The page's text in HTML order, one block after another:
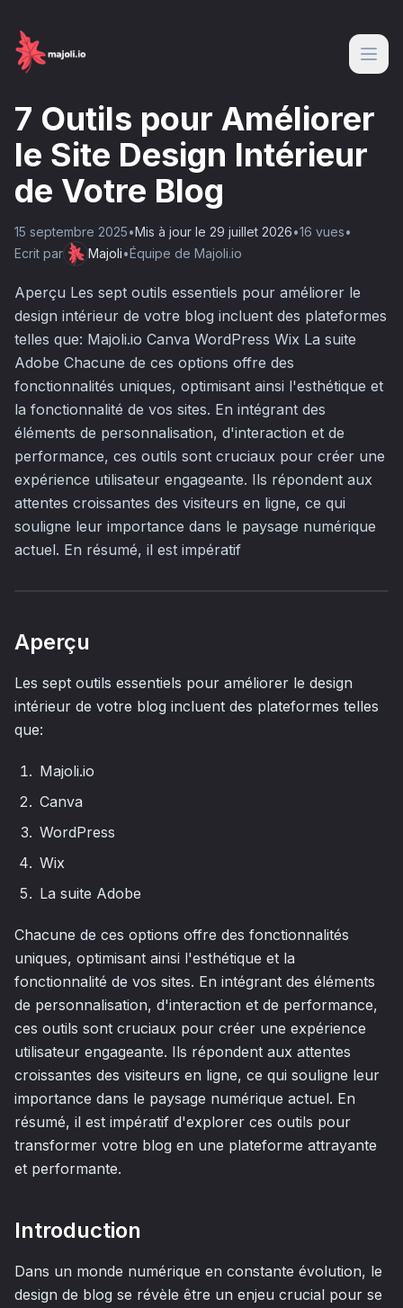
7 Outils pour Améliorer
le Site Design Intérieur
de Votre Blog
15 septembre 2025•Mis à jour le 29 juillet 2026•16 vues•
Ecrit par
Majoli•Équipe de Majoli.io
Aperçu Les sept outils essentiels pour améliorer le
design intérieur de votre blog incluent des plateformes
telles que: Majoli.io Canva WordPress Wix La suite
Adobe Chacune de ces options offre des
fonctionnalités uniques, optimisant ainsi l'esthétique et
la fonctionnalité de vos sites. En intégrant des
éléments de personnalisation, d'interaction et de
performance, ces outils sont cruciaux pour créer une
expérience utilisateur engageante. Ils répondent aux
attentes croissantes des visiteurs en ligne, ce qui
souligne leur importance dans le paysage numérique
actuel. En résumé, il est impératif
Aperçu
Les sept outils essentiels pour améliorer le design
intérieur de votre blog incluent des plateformes telles
que:
Majoli.io
Canva
WordPress
Wix
La suite Adobe
Chacune de ces options offre des fonctionnalités
uniques, optimisant ainsi l'esthétique et la
fonctionnalité de vos sites. En intégrant des éléments
de personnalisation, d'interaction et de performance,
ces outils sont cruciaux pour créer une expérience
utilisateur engageante. Ils répondent aux attentes
croissantes des visiteurs en ligne, ce qui souligne leur
importance dans le paysage numérique actuel. En
résumé, il est impératif d'explorer ces outils pour
transformer votre blog en une plateforme attrayante
et performante.
Introduction
Dans un monde numérique en constante évolution, le
design de blog se révèle être un enjeu crucial pour se